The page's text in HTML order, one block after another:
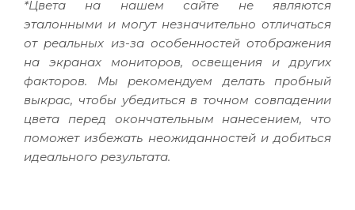
*Цвета на нашем сайте не являются
эталонными и могут незначительно отличаться
от реальных из-за особенностей отображения
на экранах мониторов, освещения и других
факторов. Мы рекомендуем делать пробный
выкрас, чтобы убедиться в точном совпадении
цвета перед окончательным нанесением, что
поможет избежать неожиданностей и добиться
идеального результата.